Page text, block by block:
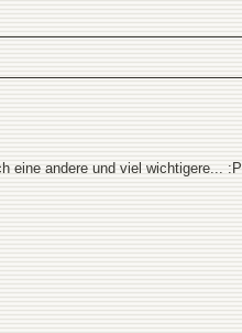
eine andere und viel wichtigere... :P